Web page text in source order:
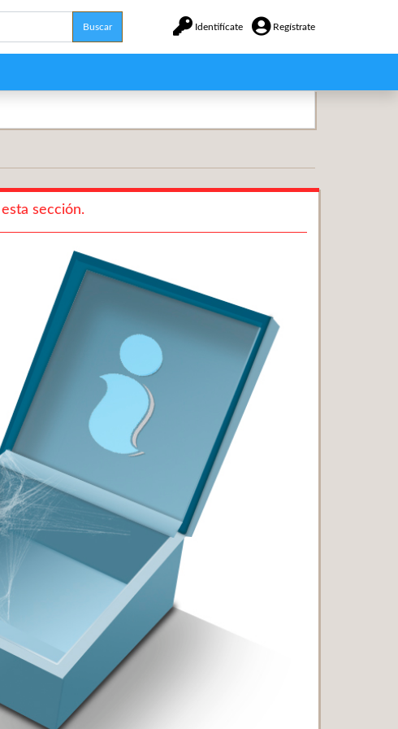
Buscar Identifícate Regístrate
sección.